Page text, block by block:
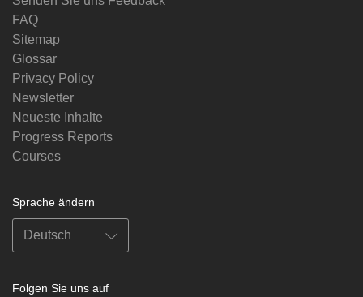
FAQ
Sitemap
Glossar
Privacy Policy
Newsletter
Neueste Inhalte
Progress Reports
Courses
Sprache ändern
Folgen Sie uns auf